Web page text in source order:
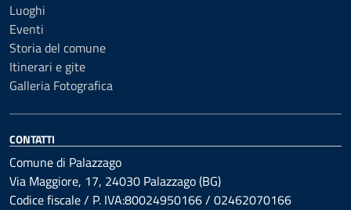
Luoghi
Eventi
Storia del comune
Itinerari e gite
Galleria Fotografica
CONTATTI
Comune di Palazzago
Via Maggiore, 17, 24030 Palazzago (BG)
Codice fiscale / P. IVA:80024950166 / 02462070166